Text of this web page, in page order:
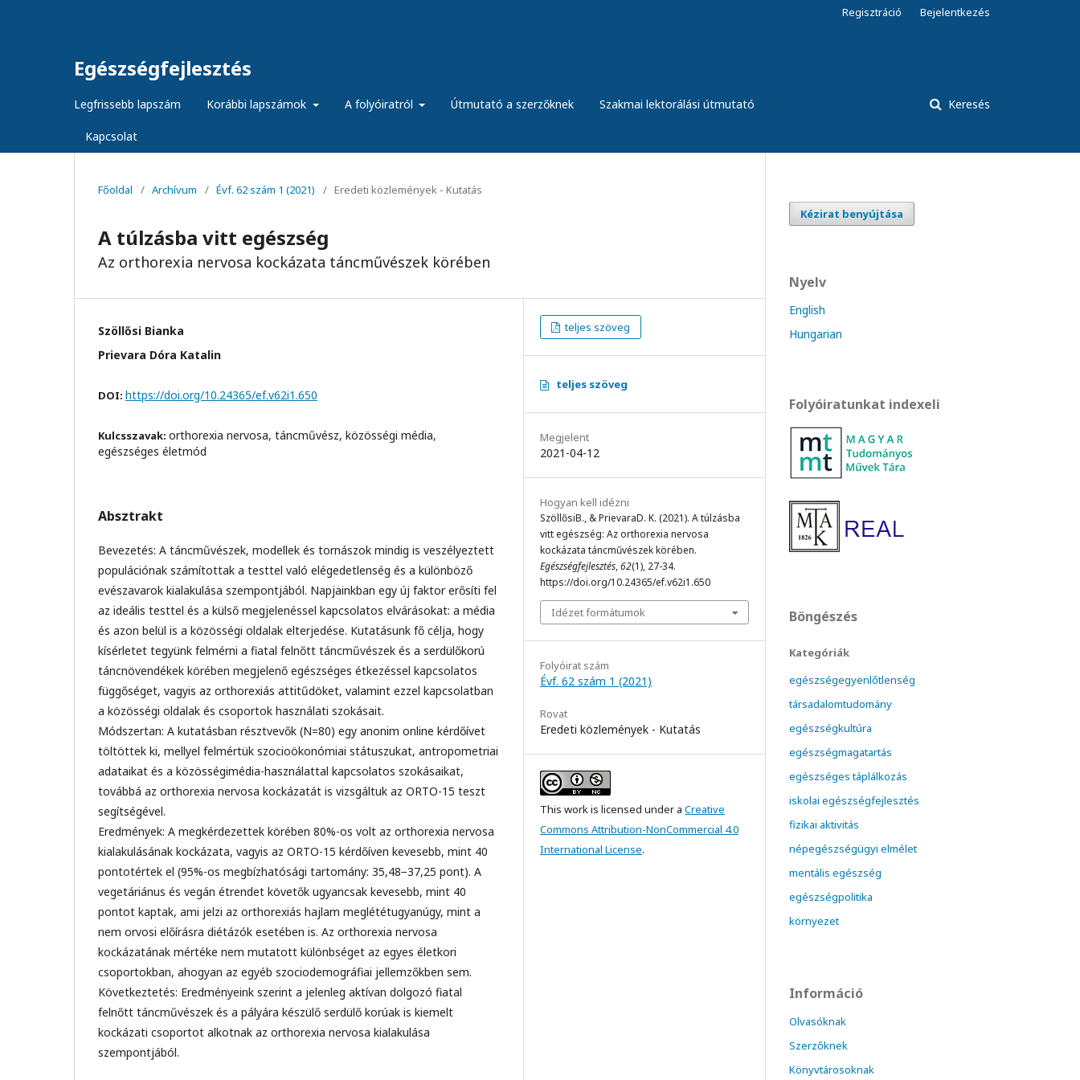
Egészségfejlesztés
Legfrissebb lapszám Korábbi lapszámok A folyóiratról Útmutató a szerzőknek Szakmai lektorálási útmutató
Kapcsolat
Keresés
Regisztráció Bejelentkezés
Főoldal / Archívum / Évf. 62 szám 1 (2021) / Eredeti közlemények - Kutatás
A túlzásba vitt egészség
Az orthorexia nervosa kockázata táncművészek körében
Szöllősi Bianka
Prievara Dóra Katalin
DOI: https://doi.org/10.24365/ef.v62i1.650
Kulcsszavak: orthorexia nervosa, táncművész, közösségi média,
egészséges életmód
Absztrakt
Bevezetés: A táncművészek, modellek és tornászok mindig is veszélyeztett
populációnak számítottak a testtel való elégedetlenség és a különböző
evészavarok kialakulása szempontjából. Napjainkban egy új faktor erősíti fel
az ideális testtel és a külső megjelenéssel kapcsolatos elvárásokat: a média
és azon belül is a közösségi oldalak elterjedése. Kutatásunk fő célja, hogy
kísérletet tegyünk felmérni a fiatal felnőtt táncművészek és a serdülőkorú
táncnövendékek körében megjelenő egészséges étkezéssel kapcsolatos
függőséget, vagyis az orthorexiás attitűdöket, valamint ezzel kapcsolatban
a közösségi oldalak és csoportok használati szokásait.
Módszertan: A kutatásban résztvevők (N=80) egy anonim online kérdőívet
töltöttek ki, mellyel felmértük szocioökonómiai státuszukat, antropometriai
adataikat és a közösségimédia-használattal kapcsolatos szokásaikat,
továbbá az orthorexia nervosa kockázatát is vizsgáltuk az ORTO-15 teszt
segítségével.
Eredmények: A megkérdezettek körében 80%-os volt az orthorexia nervosa
kialakulásának kockázata, vagyis az ORTO-15 kérdőíven kevesebb, mint 40
pontotértek el (95%-os megbízhatósági tartomány: 35,48−37,25 pont). A
vegetáriánus és vegán étrendet követők ugyancsak kevesebb, mint 40
pontot kaptak, ami jelzi az orthorexiás hajlam meglététugyanúgy, mint a
nem orvosi előírásra diétázók esetében is. Az orthorexia nervosa
kockázatának mértéke nem mutatott különbséget az egyes életkori
csoportokban, ahogyan az egyéb szociodemográfiai jellemzőkben sem.
Következtetés: Eredményeink szerint a jelenleg aktívan dolgozó fiatal
felnőtt táncművészek és a pályára készülő serdülő korúak is kiemelt
kockázati csoportot alkotnak az orthorexia nervosa kialakulása
szempontjából.
teljes szöveg
teljes szöveg
Megjelent
2021-04-12
Hogyan kell idézni
SzöllősiB., & PrievaraD. K. (2021). A túlzásba
vitt egészség: Az orthorexia nervosa
kockázata táncművészek körében.
Egészségfejlesztés,62(1), 27-34.
https://doi.org/10.24365/ef.v62i1.650
Idézet formátumok
Folyóirat szám
Évf. 62 szám 1 (2021)
Rovat
Eredeti közlemények - Kutatás
This work is licensed under a Creative
Commons Attribution-NonCommercial 4.0
International License.
Kézirat benyújtása
Nyelv
English
Hungarian
Folyóiratunkat indexeli
Böngészés
Kategóriák
egészségegyenlőtlenség
társadalomtudomány
egészségkultúra
egészségmagatartás
egészséges táplálkozás
iskolai egészségfejlesztés
fizikai aktivitás
népegészségügyi elmélet
mentális egészség
egészségpolitika
környezet
Információ
Olvasóknak
Szerzőknek
Könyvtárosoknak